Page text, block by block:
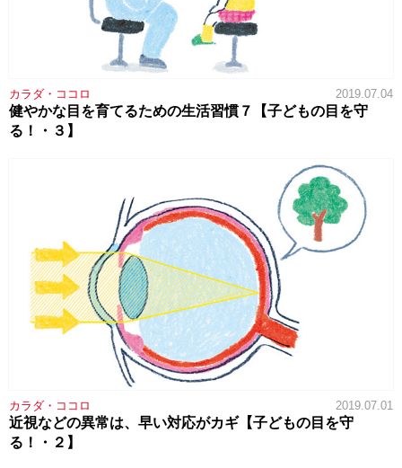
カラダ・ココロ 2019.07.04
健やかな目を育てるための生活習慣７【子どもの目を守
る！・３】
カラダ・ココロ 2019.07.01
近視などの異常は、早い対応がカギ【子どもの目を守
る！・２】